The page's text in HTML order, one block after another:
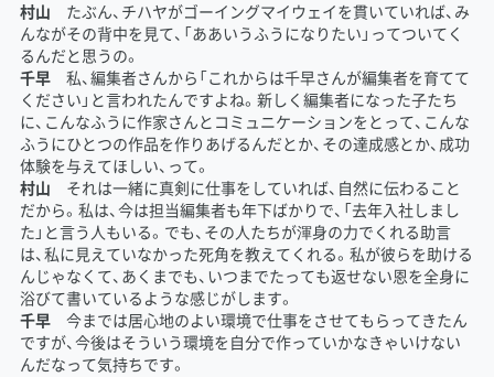
村山 たぶん、チハヤがゴーイングマイウェイを貫いていれば、み
んながその背中を見て、「ああいうふうになりたい」ってついてく
るんだと思うの。
千早私、編集者さんから「これからは千早さんが編集者を育てて
ください」と言われたんですよね。新しく編集者になった子たち
に、こんなふうに作家さんとコミュニケーションをとって、こんな
ふうにひとつの作品を作りあげるんだとか、その達成感とか、成功
体験を与えてほしい、って。
村山 それは一緒に真剣に仕事をしていれば、自然に伝わること
だから。私は、今は担当編集者も年下ばかりで、「去年入社しまし
た」と言う人もいる。でも、その人たちが渾身の力でくれる助言
は、私に見えていなかった死角を教えてくれる。私が彼らを助ける
んじゃなくて、あくまでも、いつまでたっても返せない恩を全身に
浴びて書いているような感じがします。
千早今までは居心地のよい環境で仕事をさせてもらってきたん
ですが、今後はそういう環境を自分で作っていかなきゃいけない
んだなって気持ちです。